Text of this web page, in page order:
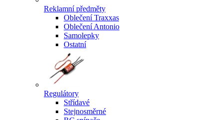
Reklamní předměty
Oblečení Traxxas
Oblečení Antonio
Samolepky
Ostatní
Regulátory
Střídavé
Stejnosměrné